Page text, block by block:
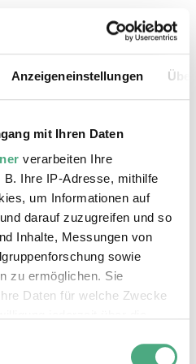
Anzeigeneinstellungen
mit Ihren Daten
verarbeiten Ihre
Ihre IP-Adresse, mithilfe
um Informationen auf
darauf zuzugreifen und so
Inhalte, Messungen von
sowie
zu ermöglichen. Sie
Daten für welche Zwecke
widerrufen
Völklinger Hütte mit
Völklinger Hütte | Karl
©
Hütte